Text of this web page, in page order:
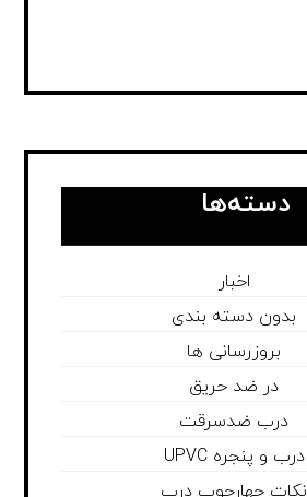
دسته‌ها
اخبار
بدون دسته بندی
بروزرسانی ها
در ضد حریق
درب ضدسرقت
درب و پنجره UPVC
نکات چهارچوب درب